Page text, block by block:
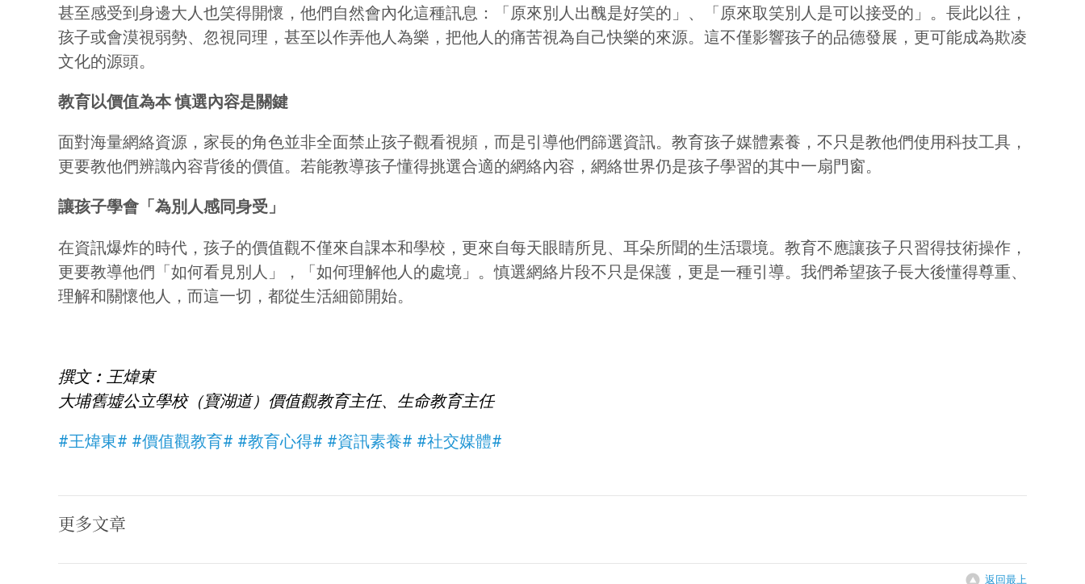
甚至感受到身邊大人也笑得開懷，他們自然會內化這種訊息：「原來別人出醜是好笑的」、「原來取笑別人是可以接受的」。長此以往，
孩子或會漠視弱勢、忽視同理，甚至以作弄他人為樂，把他人的痛苦視為自己快樂的來源。這不僅影響孩子的品德發展，更可能成為欺凌
文化的源頭。
教育以價值為本 慎選內容是關鍵
面對海量網絡資源，家長的角色並非全面禁止孩子觀看視頻，而是引導他們篩選資訊。教育孩子媒體素養，不只是教他們使用科技工具，
更要教他們辨識內容背後的價值。若能教導孩子懂得挑選合適的網絡內容，網絡世界仍是孩子學習的其中一扇門窗。
讓孩子學會「為別人感同身受」
在資訊爆炸的時代，孩子的價值觀不僅來自課本和學校，更來自每天眼睛所見、耳朵所聞的生活環境。教育不應讓孩子只習得技術操作，
更要教導他們「如何看見別人」，「如何理解他人的處境」。慎選網絡片段不只是保護，更是一種引導。我們希望孩子長大後懂得尊重、
理解和關懷他人，而這一切，都從生活細節開始。
撰文︰王煒東
大埔舊墟公立學校（寶湖道）價值觀教育主任、生命教育主任
#王煒東# #價值觀教育# #教育心得# #資訊素養# #社交媒體#
更多文章
返回最上